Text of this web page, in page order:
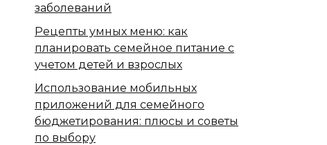
заболеваний
Рецепты умных меню: как
планировать семейное питание с
учетом детей и взрослых
Использование мобильных
приложений для семейного
бюджетирования: плюсы и советы
по выбору